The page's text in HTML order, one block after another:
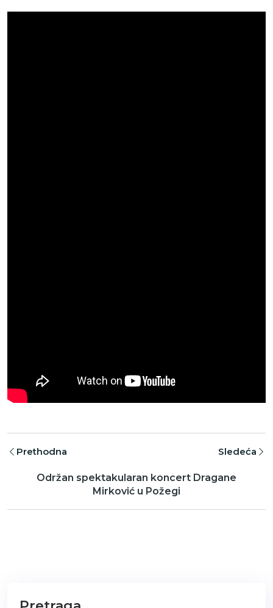
Prethodna
Održan spektakularan koncert Dragane
Mirković u Požegi
Sledeća